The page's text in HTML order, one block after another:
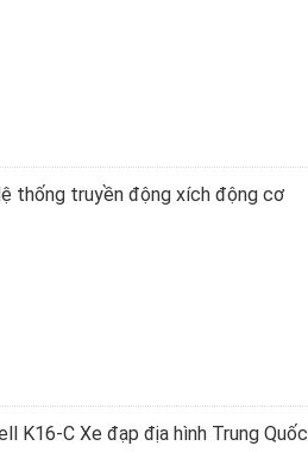
thống truyền động xích động cơ
K16-C Xe đạp địa hình Trung Quốc